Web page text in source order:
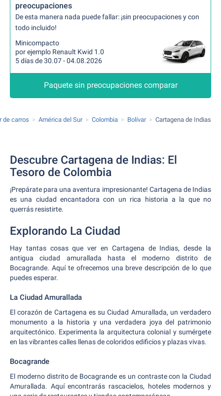
preocupaciones
De esta manera nada puede fallar: ¡sin preocupaciones y con
todo incluido!
Minicompacto
por ejemplo Renault Kwid 1.0
5 días de 30.07 - 04.08.2026
Paquete sin preocupaciones comparar
de carros América del Sur Colombia Bolívar Cartagena de Indias
Descubre Cartagena de Indias: El
Tesoro de Colombia
¡Prepárate para una aventura impresionante! Cartagena de Indias
es una ciudad encantadora con un rica historia a la que no
querrás resistirte.
Explorando La Ciudad
Hay tantas cosas que ver en Cartagena de Indias, desde la
antigua ciudad amurallada hasta el moderno distrito de
Bocagrande. Aquí te ofrecemos una breve descripción de lo que
puedes esperar.
La Ciudad Amurallada
El corazón de Cartagena es su Ciudad Amurallada, un verdadero
monumento a la historia y una verdadera joya del patrimonio
arquitectónico. Experimenta la arquitectura colonial y sumérgete
en las vibrantes calles llenas de coloridos edificios y plazas vivas.
Bocagrande
El moderno distrito de Bocagrande es un contraste con la Ciudad
Amurallada. Aquí encontrarás rascacielos, hoteles modernos y